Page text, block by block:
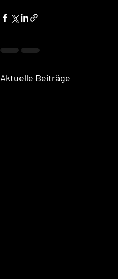
Aktuelle Beiträge